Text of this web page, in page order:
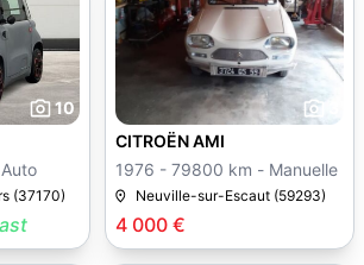
10
2021 - 31250 km - Auto
(37170)
4 000 €
CITROËN AMI
1976 - 79800 km - Manuelle
Neuville-sur-Escaut (59293)